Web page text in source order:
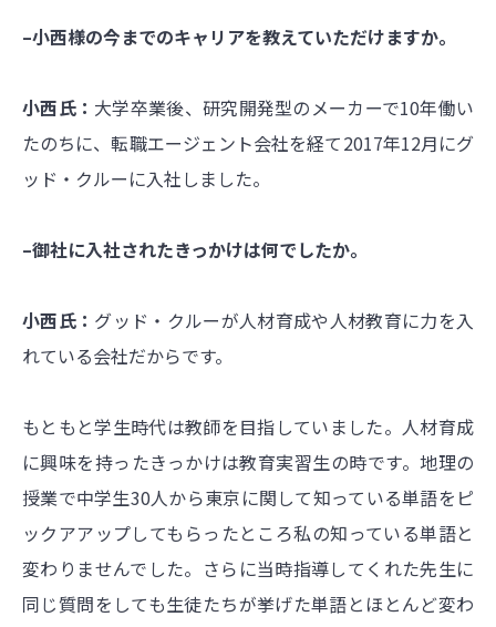
–小西様の今までのキャリアを教えていただけますか。
小西氏： 大学卒業後、研究開発型のメーカーで10年働い
たのちに、転職エージェント会社を経て2017年12月にグ
ッド・クルーに入社しました。
–御社に入社されたきっかけは何でしたか。
小西氏： グッド・クルーが人材育成や人材教育に力を入
れている会社だからです。
もともと学生時代は教師を目指していました。人材育成
に興味を持ったきっかけは教育実習生の時です。地理の
授業で中学生30人から東京に関して知っている単語をピ
ックアアップしてもらったところ私の知っている単語と
変わりませんでした。さらに当時指導してくれた先生に
同じ質問をしても生徒たちが挙げた単語とほとんど変わ